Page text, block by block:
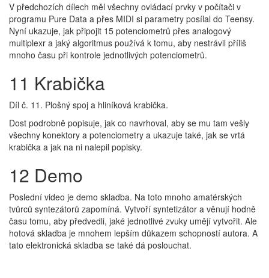
V předchozích dílech měl všechny ovládací prvky v počítači v
programu Pure Data a přes MIDI si parametry posílal do Teensy.
Nyní ukazuje, jak připojit 15 potenciometrů přes analogový
multiplexr a jaký algoritmus používá k tomu, aby nestrávil příliš
mnoho času při kontrole jednotlivých potenciometrů.
11 Krabička
Díl č. 11. Plošný spoj a hliníková krabička.
Dost podrobně popisuje, jak co navrhoval, aby se mu tam vešly
všechny konektory a potenciometry a ukazuje také, jak se vrtá
krabička a jak na ni nalepil popisky.
12 Demo
Poslední video je demo skladba. Na toto mnoho amatérských
tvůrců syntezátorů zapomíná. Vytvoří syntetizátor a věnují hodně
času tomu, aby předvedli, jaké jednotlivé zvuky umějí vytvořit. Ale
hotová skladba je mnohem lepším důkazem schopností autora. A
tato elektronická skladba se také dá poslouchat.